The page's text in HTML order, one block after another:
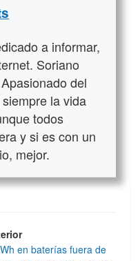
a informar,
Soriano
del
la vida
todos
y si es con un
mejor.
en baterías fuera de